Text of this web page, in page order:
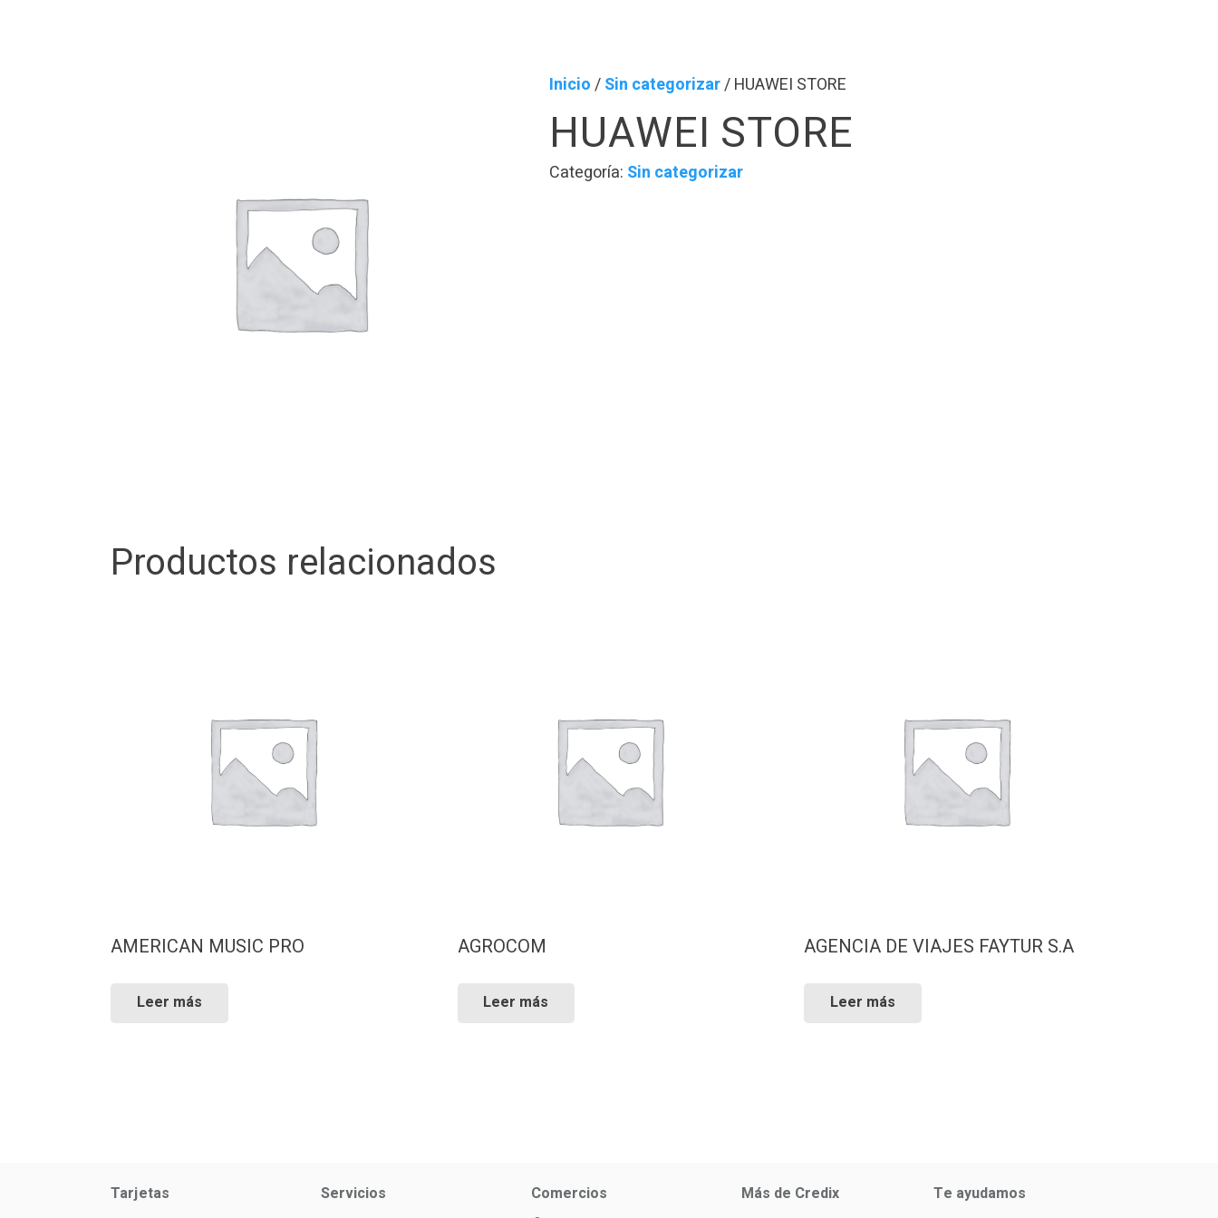
Inicio/Sin categorizar/ HUAWEI STORE
HUAWEI STORE
Categoría: Sin categorizar
Productos relacionados
AMERICAN MUSIC PRO
Leer más
AGROCOM
Leer más
AGENCIA DE VIAJES FAYTUR S.A
Leer más
Tarjetas
Servicios
Comercios
Más de Credix
Te ayudamos